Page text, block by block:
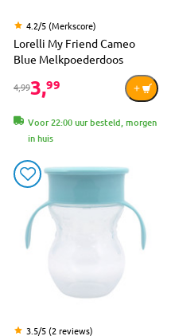
4.2/5 (Merkscore)
Lorelli My Friend Cameo
Blue Melkpoederdoos
4,993,99
Voor 22:00 uur besteld, morgen
in huis
3.5/5 (2 reviews)